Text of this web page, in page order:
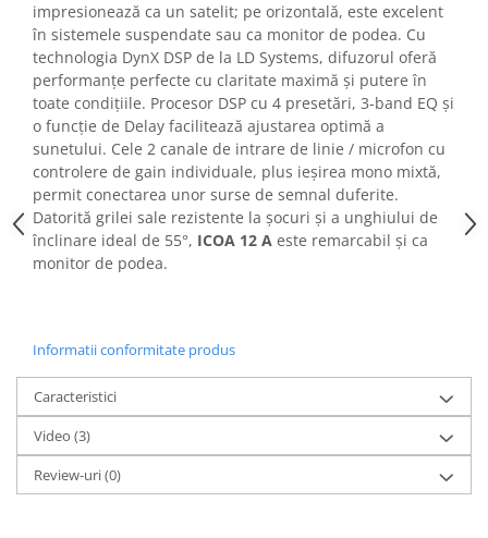
Accesorii mixere
Mixere analogice
Mixere digitale
Mixere pentru DJ
Monitorizare In-Ear
Stative pentru Boxe
Stative pentru Microfoane
impresionează ca un satelit; pe orizontală, este excelent
în sistemele suspendate sau ca monitor de podea. Cu
technologia DynX DSP de la LD Systems, difuzorul oferă
performanțe perfecte cu claritate maximă și putere în
toate condițiile. Procesor DSP cu 4 presetări, 3-band EQ și
o funcție de Delay facilitează ajustarea optimă a
sunetului. Cele 2 canale de intrare de linie / microfon cu
controlere de gain individuale, plus ieșirea mono mixtă,
permit conectarea unor surse de semnal duferite.
Datorită grilei sale rezistente la șocuri și a unghiului de
înclinare ideal de 55°, ICOA 12 A este remarcabil și ca
monitor de podea.
Informatii conformitate produs
Caracteristici
Video (3)
Review-uri(0)